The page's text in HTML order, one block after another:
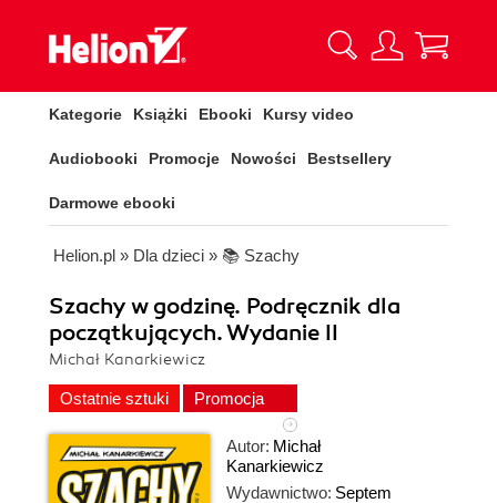
Kategorie Książki Ebooki Kursy video
Audiobooki Promocje Nowości Bestsellery
Darmowe ebooki
Helion.pl » Dla dzieci » 📚 Szachy
Szachy w godzinę. Podręcznik dla
początkujących. Wydanie II
Michał Kanarkiewicz
Ostatnie sztuki Promocja
Autor: Michał
Kanarkiewicz
Wydawnictwo: Septem